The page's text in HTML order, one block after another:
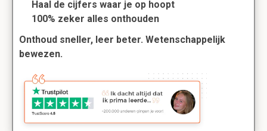
Haal de cijfers waar je op hoopt
100% zeker alles onthouden
Onthoud sneller, leer beter. Wetenschappelijk
bewezen.